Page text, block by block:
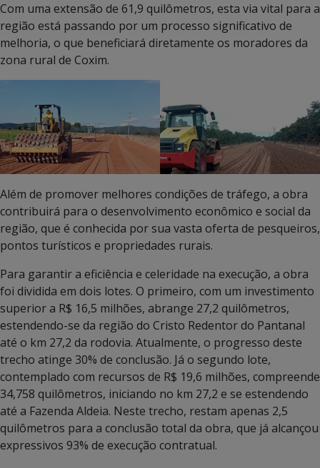
Com uma extensão de 61,9 quilômetros, esta via vital para a
região está passando por um processo significativo de
melhoria, o que beneficiará diretamente os moradores da
zona rural de Coxim.
Além de promover melhores condições de tráfego, a obra
contribuirá para o desenvolvimento econômico e social da
região, que é conhecida por sua vasta oferta de pesqueiros,
pontos turísticos e propriedades rurais.
Para garantir a eficiência e celeridade na execução, a obra
foi dividida em dois lotes. O primeiro, com um investimento
superior a R$ 16,5 milhões, abrange 27,2 quilômetros,
estendendo-se da região do Cristo Redentor do Pantanal
até o km 27,2 da rodovia. Atualmente, o progresso deste
trecho atinge 30% de conclusão. Já o segundo lote,
contemplado com recursos de R$ 19,6 milhões, compreende
34,758 quilômetros, iniciando no km 27,2 e se estendendo
até a Fazenda Aldeia. Neste trecho, restam apenas 2,5
quilômetros para a conclusão total da obra, que já alcançou
expressivos 93% de execução contratual.